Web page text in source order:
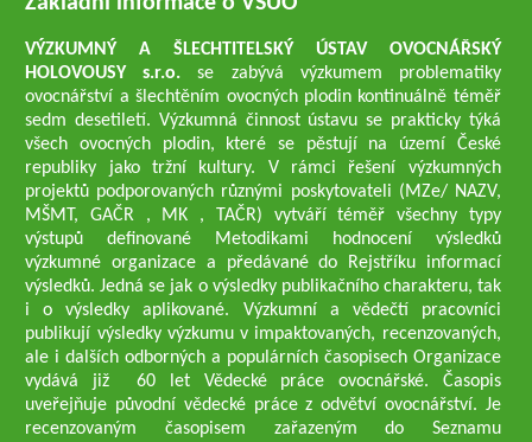
VÝZKUMNÝ A ŠLECHTITELSKÝ ÚSTAV OVOCNÁŘSKÝ
HOLOVOUSY s.r.o.se zabývá výzkumem problematiky
ovocnářství a šlechtěním ovocných plodin kontinuálně téměř
sedm desetiletí. Výzkumná činnost ústavu se prakticky týká
všech ovocných plodin, které se pěstují na území České
republiky jako tržní kultury. V rámci řešení výzkumných
projektů podporovaných různými poskytovateli (MZe/ NAZV,
MŠMT, GAČR , MK , TAČR) vytváří téměř všechny typy
výstupů definované Metodikami hodnocení výsledků
výzkumné organizace a předávané do Rejstříku informací
výsledků. Jedná se jak o výsledky publikačního charakteru, tak
i o výsledky aplikované. Výzkumní a vědečtí pracovníci
publikují výsledky výzkumu v impaktovaných, recenzovaných,
ale i dalších odborných a populárních časopisech Organizace
vydává již 60 let Vědecké práce ovocnářské. Časopis
uveřejňuje původní vědecké práce z odvětví ovocnářství. Je
recenzovaným časopisem zařazeným do Seznamu